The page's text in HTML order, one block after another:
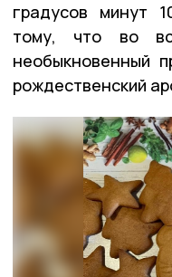
градусов минут
тому, что во
необыкновенный
рождественский